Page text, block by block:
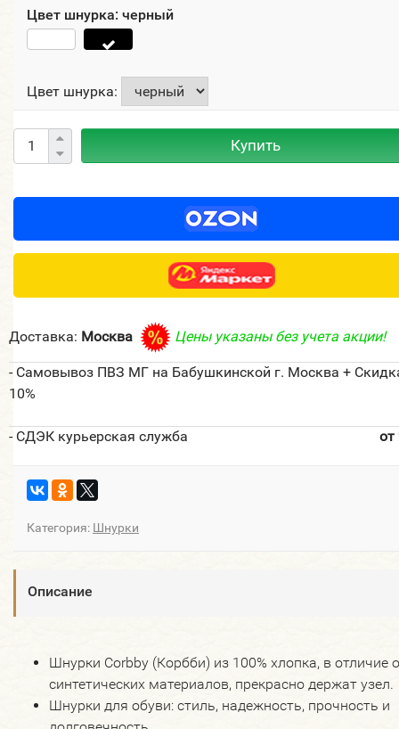
Цвет шнурка: черный
Цвет шнурка:
Купить
Доставка: Москва Цены указаны без учета акции!
- Самовывоз ПВЗ МГ на Бабушкинской г. Москва +
10%
- СДЭК курьерская служба
Категория: Шнурки
Описание
Шнурки Corbby (Корбби) из 100% хлопка, в отличие
синтетических материалов, прекрасно держат узел.
Шнурки для обуви: стиль, надежность, прочность и